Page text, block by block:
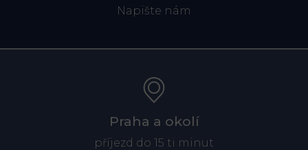
Napište nám
Praha a okolí
příjezd do 15 ti minut